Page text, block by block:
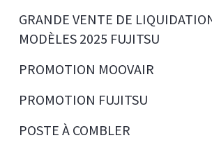
GRANDE VENTE DE
MODÈLES 2025 FUJITSU
PROMOTION MOOVAIR
PROMOTION FUJITSU
POSTE À COMBLER